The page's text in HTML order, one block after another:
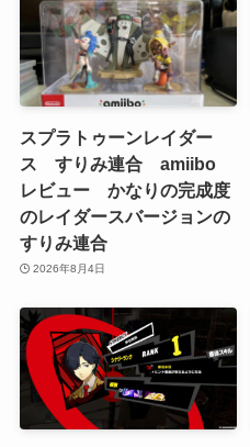
スプラトゥーンレイダー
ス すりみ連合 amiibo
レビュー かなりの完成度
のレイダースバージョンの
すりみ連合
2026年8月4日